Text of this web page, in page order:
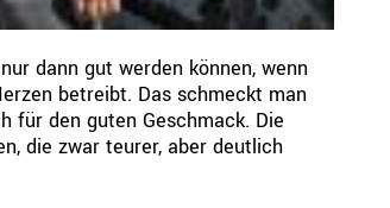
dann gut werden können, wenn
betreibt. Das schmeckt man
für den guten Geschmack. Die
die zwar teurer, aber deutlich